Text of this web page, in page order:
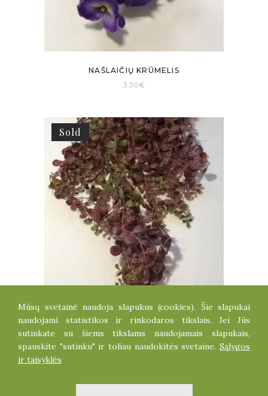
NAŠLAIČIŲ KRŪMELIS
3.30€
Sold
SUKULENTINIS VIJOKLIS
5.20€
Mūsų svetainė naudoja slapukus (cookies). Šie slapukai
naudojami statistikos ir rinkodaros tikslais. Jei Jūs
sutinkate su šiems tikslams naudojamais slapukais,
spauskite "sutinku" ir toliau naudokitės svetaine. Sąlygos
ir taisyklės